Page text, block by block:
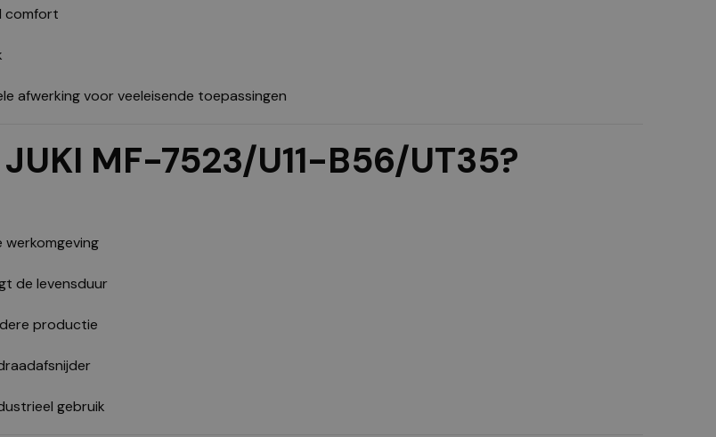
comfort
afwerking voor veeleisende toepassingen
MF-7523/U11-B56/UT35?
de levensduur
productie
gebruik